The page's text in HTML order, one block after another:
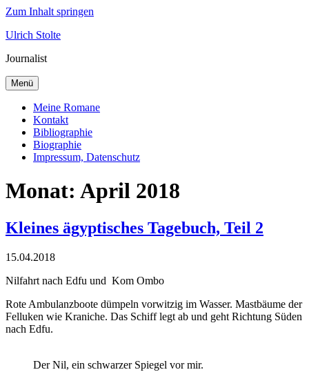
Zum Inhalt springen
Ulrich Stolte
Journalist
Menü
Meine Romane
Kontakt
Bibliographie
Biographie
Impressum, Datenschutz
Monat: April 2018
Kleines ägyptisches Tagebuch, Teil 2
15.04.2018
Nilfahrt nach Edfu und Kom Ombo
Rote Ambulanzboote dümpeln vorwitzig im Wasser. Mastbäume der
Felluken wie Kraniche. Das Schiff legt ab und geht Richtung Süden
nach Edfu.
Der Nil, ein schwarzer Spiegel vor mir.